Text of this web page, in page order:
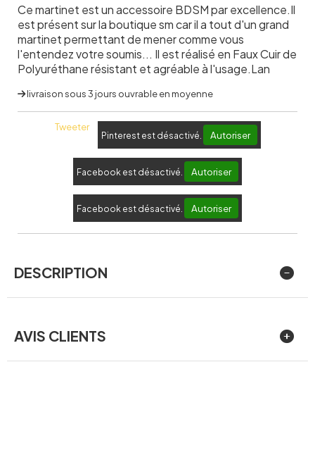
Ce martinet est un accessoire BDSM par excellence.Il
est présent sur la boutique sm car il a tout d'un grand
martinet permettant de mener comme vous
l'entendez votre soumis... Il est réalisé en Faux Cuir de
Polyuréthane résistant et agréable à l'usage.Lan
livraison sous 3 jours ouvrable en moyenne
Tweeter
Pinterest est désactivé. Autoriser
Facebook est désactivé. Autoriser
Facebook est désactivé. Autoriser
DESCRIPTION
AVIS CLIENTS